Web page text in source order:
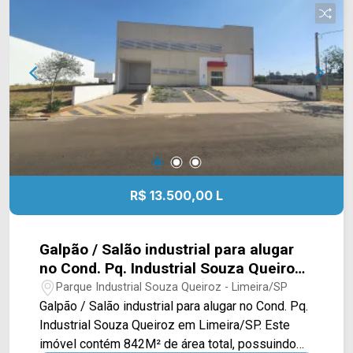
R$ 13.500,00 L
Galpão / Salão industrial para alugar
no Cond. Pq. Industrial Souza Queiroz
em Limeira/SP
Parque Industrial Souza Queiroz - Limeira/SP
Galpão / Salão industrial para alugar no Cond. Pq.
Industrial Souza Queiroz em Limeira/SP. Este
imóvel contém 842M² de área total, possuindo